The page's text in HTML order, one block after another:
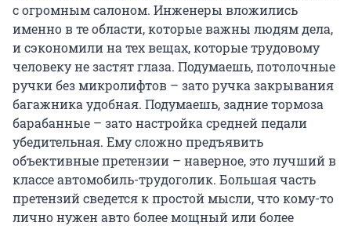
с огромным салоном. Инженеры вложились
именно в те области, которые важны людям дела,
и сэкономили на тех вещах, которые трудовому
человеку не застят глаза. Подумаешь, потолочные
ручки без микролифтов – зато ручка закрывания
багажника удобная. Подумаешь, задние тормоза
барабанные – зато настройка средней педали
убедительная. Ему сложно предъявить
объективные претензии – наверное, это лучший в
классе автомобиль-трудоголик. Большая часть
претензий сведется к простой мысли, что кому-то
лично нужен авто более мощный или более